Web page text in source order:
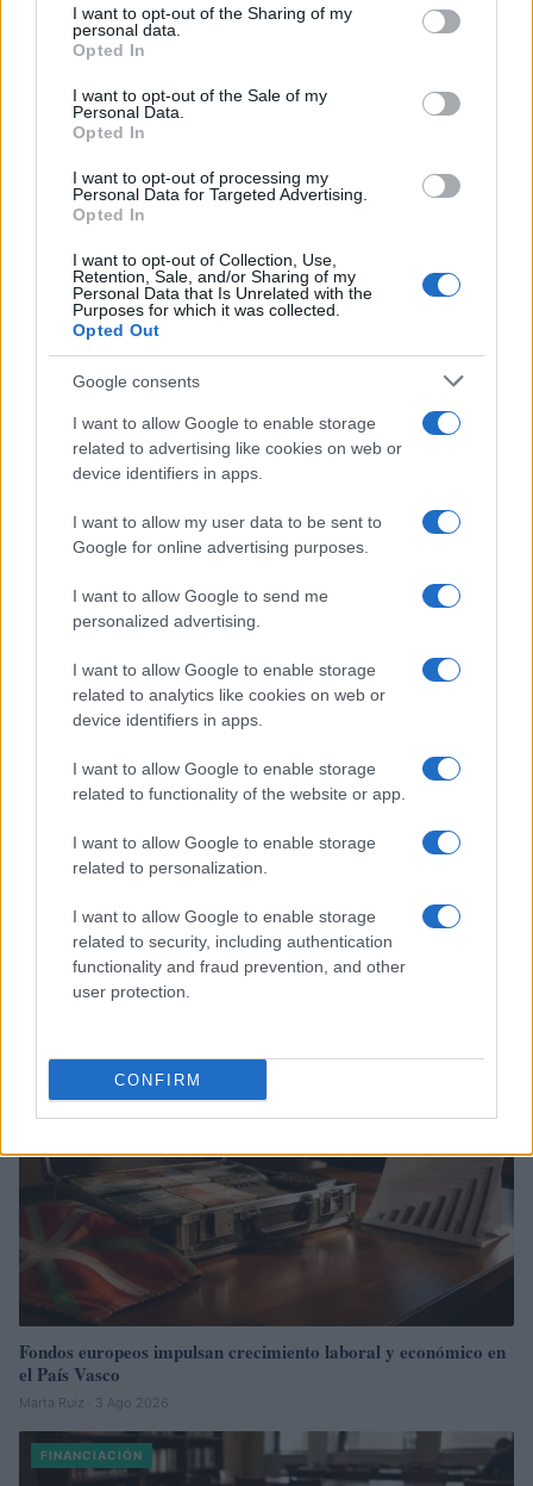
not limited to your visit or usage behaviour. You may click to
grant or deny consent to Google and its third-party tags to
use your data for below specified purposes in below Google
consent section.
I want to opt-out of the Sharing of my
personal data.
Opted In
I want to opt-out of the Sale of my
Personal Data.
Opted In
I want to opt-out of processing my
Personal Data for Targeted Advertising.
Opted In
I want to opt-out of Collection, Use,
Retention, Sale, and/or Sharing of my
Personal Data that Is Unrelated with the
Purposes for which it was collected.
Opted Out
Google consents
I want to allow Google to enable storage
related to advertising like cookies on web or
device identifiers in apps.
I want to allow my user data to be sent to
Google for online advertising purposes.
I want to allow Google to send me
personalized advertising.
I want to allow Google to enable storage
related to analytics like cookies on web or
device identifiers in apps.
I want to allow Google to enable storage
related to functionality of the website or app.
I want to allow Google to enable storage
related to personalization.
I want to allow Google to enable storage
related to security, including authentication
functionality and fraud prevention, and other
user protection.
CONFIRM
Sigue leyendo
Guía para comparar créditos: TIN, TAE y comisiones
explicadas
Marta Ruiz · 8 Ago 2026
Fondos europeos impulsan crecimiento laboral y económico en
el País Vasco
Marta Ruiz · 3 Ago 2026
FINANCIACIÓN